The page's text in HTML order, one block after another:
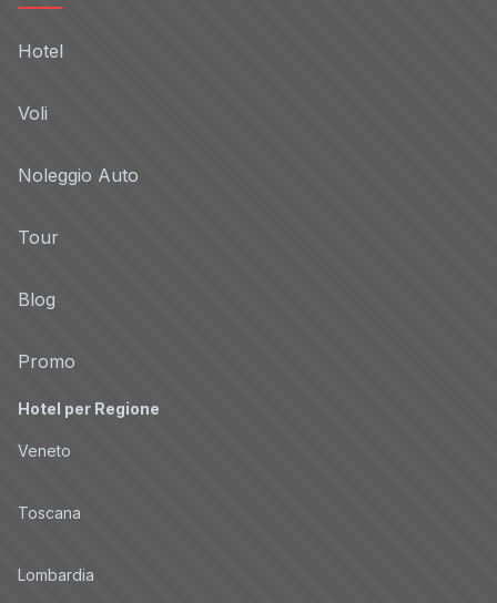
Hotel
Voli
Noleggio Auto
Tour
Blog
Promo
Hotel per Regione
Veneto
Toscana
Lombardia